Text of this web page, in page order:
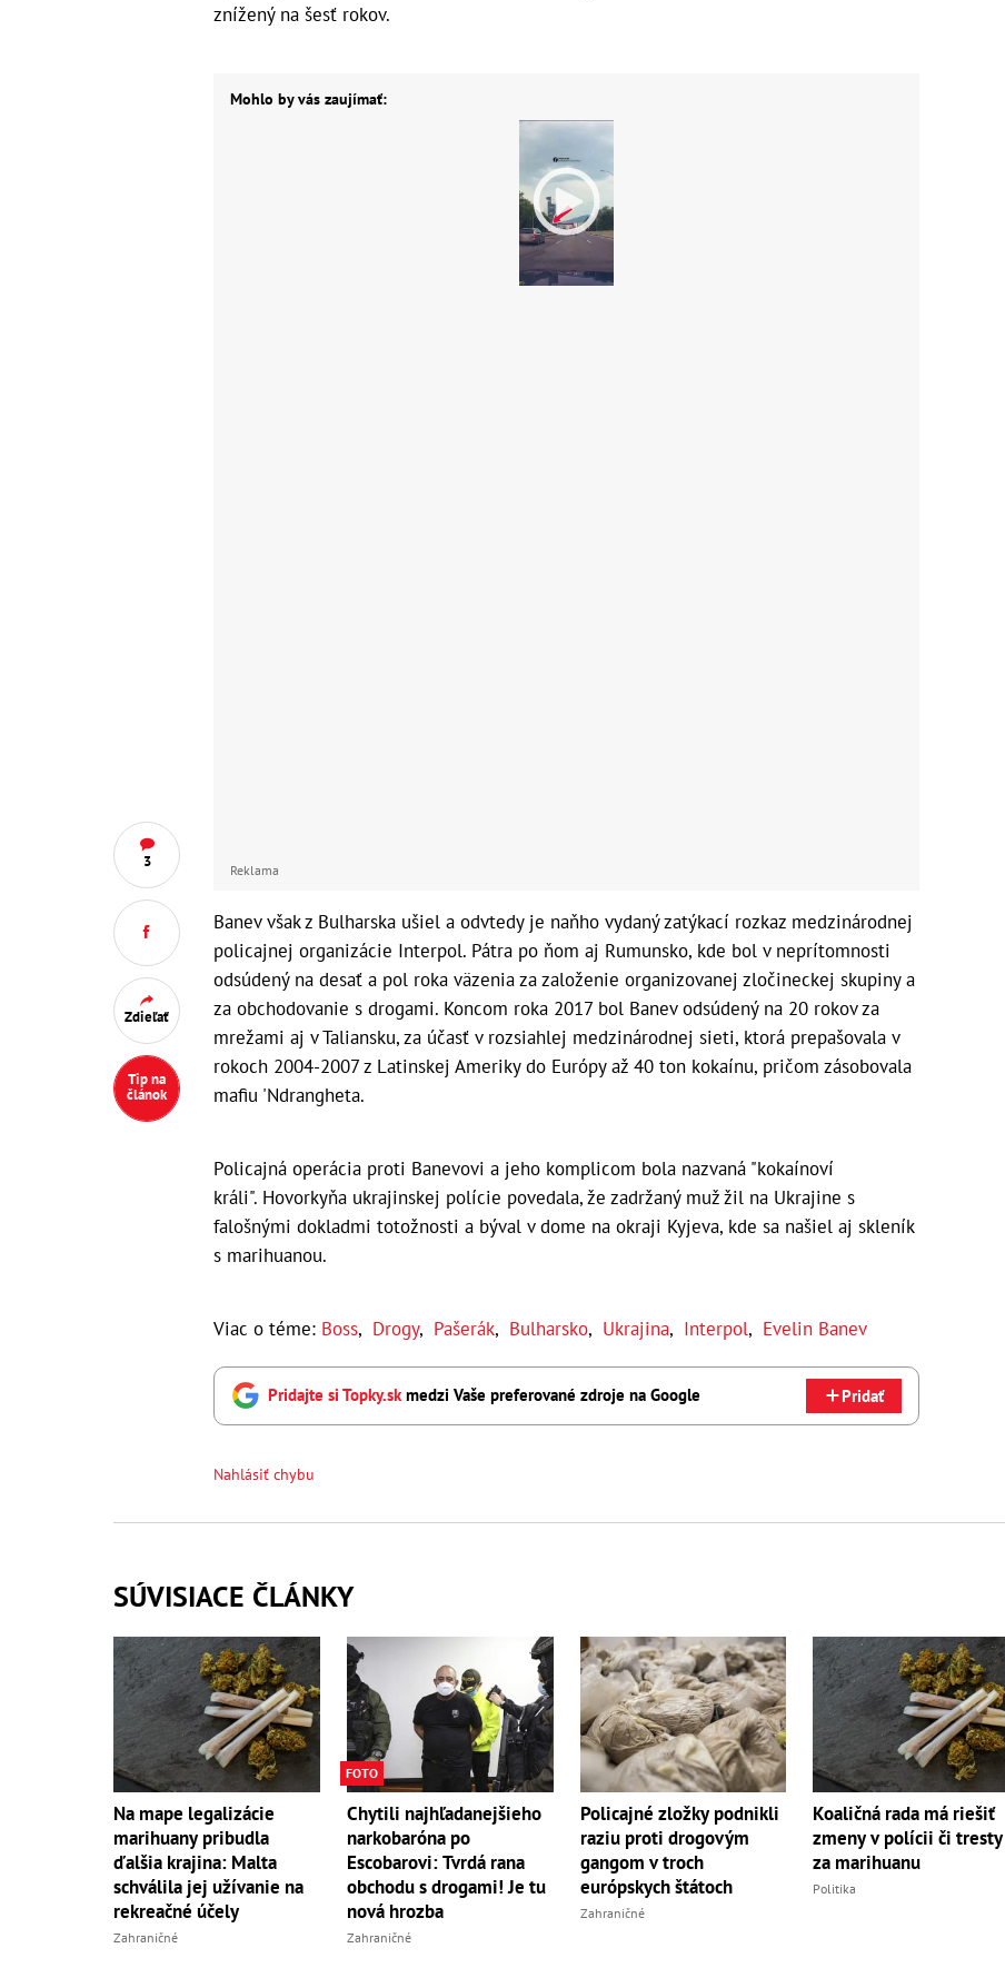
3
Zdieľať
Tip na
článok
znížený na šesť rokov.
Mohlo by vás zaujímať:
Reklama
Banev však z Bulharska ušiel a odvtedy je naňho vydaný zatýkací rozkaz medzinárodnej
policajnej organizácie Interpol. Pátra po ňom aj Rumunsko, kde bol v neprítomnosti
odsúdený na desať a pol roka väzenia za založenie organizovanej zločineckej skupiny a
za obchodovanie s drogami. Koncom roka 2017 bol Banev odsúdený na 20 rokov za
mrežami aj v Taliansku, za účasť v rozsiahlej medzinárodnej sieti, ktorá prepašovala v
rokoch 2004-2007 z Latinskej Ameriky do Európy až 40 ton kokaínu, pričom zásobovala
mafiu 'Ndrangheta.
Policajná operácia proti Banevovi a jeho komplicom bola nazvaná "kokaínoví
králi". Hovorkyňa ukrajinskej polície povedala, že zadržaný muž žil na Ukrajine s
falošnými dokladmi totožnosti a býval v dome na okraji Kyjeva, kde sa našiel aj skleník
s marihuanou.
Viac o téme: Boss, Drogy, Pašerák, Bulharsko, Ukrajina, Interpol, Evelin Banev
Pridajte si Topky.skmedzi Vaše preferované zdroje na Google Pridať
Nahlásiť chybu
SÚVISIACE ČLÁNKY
Na mape legalizácie
marihuany pribudla
ďalšia krajina: Malta
schválila jej užívanie na
rekreačné účely
Zahraničné
FOTO
Chytili najhľadanejšieho
narkobaróna po
Escobarovi: Tvrdá rana
obchodu s drogami! Je tu
nová hrozba
Zahraničné
Policajné zložky podnikli
raziu proti drogovým
gangom v troch
európskych štátoch
Zahraničné
Koaličná rada má riešiť
zmeny v polícii či tresty
za marihuanu
Politika